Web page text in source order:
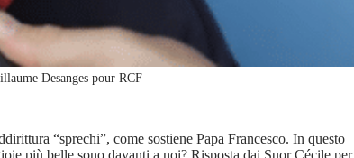
Desanges pour RCF
“sprechi”, come sostiene Papa Francesco. In questo